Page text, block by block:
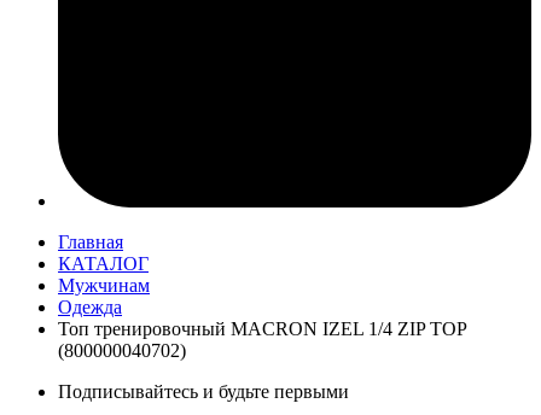
Главная
КАТАЛОГ
Мужчинам
Одежда
Топ тренировочный MACRON IZEL 1/4 ZIP TOP
(800000040702)
Подписывайтесь и будьте первыми